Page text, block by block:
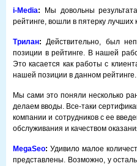
i-Media:
Мы довольны
рейтинге, вошли в пятерку
Трилан:Действительно, был
позиции в рейтинге. В нашей
Это касается как работы с
нашей позиции в данном рейтинге.
Мы сами это поняли несколько
делаем вводы. Все-таки
компании и сотрудников с ее
обслуживания и качеством
MegaSeo: Удивило малое
представлены. Возможно, у